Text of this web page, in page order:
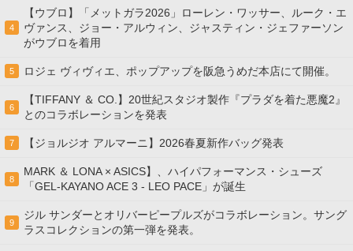
4
【ウブロ】「メットガラ2026」ローレン・ワッサー、ルーク・エ
ヴァンス、ジョー・アルウィン、ジャスティン・ジェファーソン
がウブロを着用
5 ロジェ ヴィヴィエ、ポップアップを阪急うめだ本店にて開催。
6
【TIFFANY ＆ CO.】20世紀スタジオ製作『プラダを着た悪魔2』
とのコラボレーションを発表
7 【ジョルジオ アルマーニ】2026春夏新作バッグ発表
8
MARK ＆ LONA × ASICS】、ハイパフォーマンス・シューズ
「GEL-KAYANO ACE 3 - LEO PACE」が誕生
9
ジル サンダーとオリバーピープルズがコラボレーション。サング
ラスコレクションの第一弾を発表。